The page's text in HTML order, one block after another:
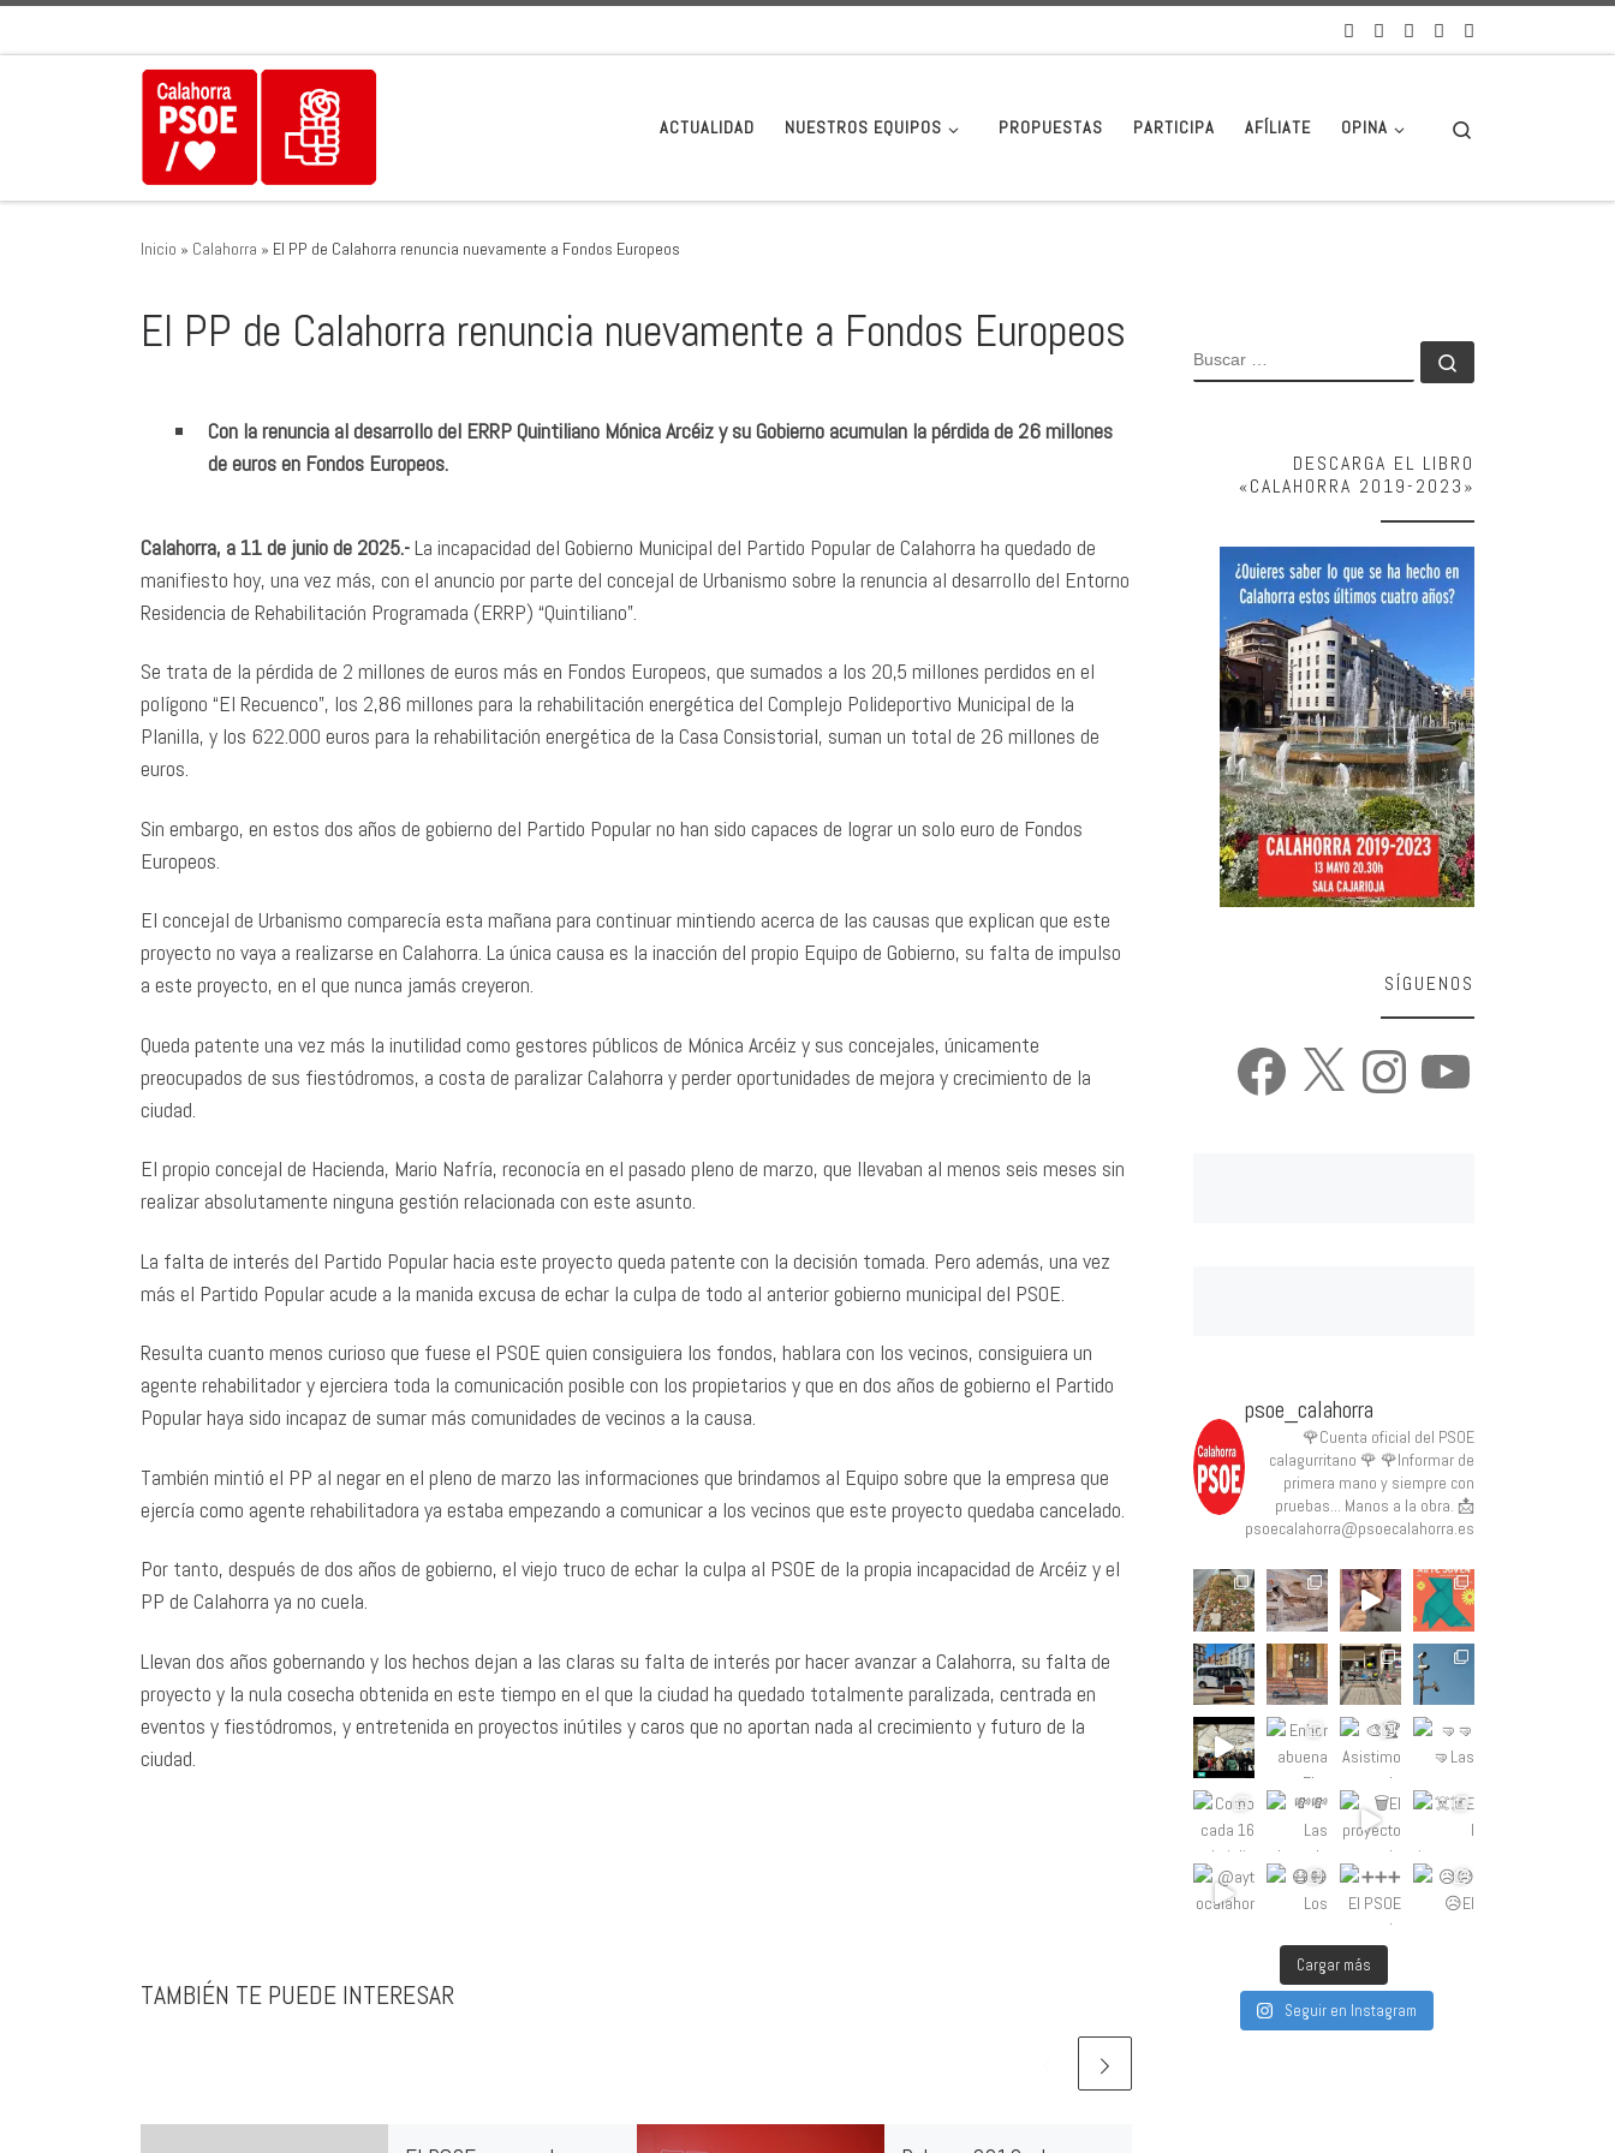
ACTUALIDAD NUESTROS EQUIPOS PROPUESTAS PARTICIPA AFÍLIATE OPINA
Inicio » Calahorra » El PP de Calahorra renuncia nuevamente a Fondos Europeos
El PP de Calahorra renuncia nuevamente a Fondos Europeos
Con la renuncia al desarrollo del ERRP Quintiliano Mónica Arcéiz y su Gobierno acumulan la pérdida de 26 millones
de euros en Fondos Europeos.
Calahorra, a 11 de junio de 2025.-La incapacidad del Gobierno Municipal del Partido Popular de Calahorra ha quedado de
manifiesto hoy, una vez más, con el anuncio por parte del concejal de Urbanismo sobre la renuncia al desarrollo del Entorno
Residencia de Rehabilitación Programada (ERRP) “Quintiliano”.
Se trata de la pérdida de 2 millones de euros más en Fondos Europeos, que sumados a los 20,5 millones perdidos en el
polígono “El Recuenco”, los 2,86 millones para la rehabilitación energética del Complejo Polideportivo Municipal de la
Planilla, y los 622.000 euros para la rehabilitación energética de la Casa Consistorial, suman un total de 26 millones de
euros.
Sin embargo, en estos dos años de gobierno del Partido Popular no han sido capaces de lograr un solo euro de Fondos
Europeos.
El concejal de Urbanismo comparecía esta mañana para continuar mintiendo acerca de las causas que explican que este
proyecto no vaya a realizarse en Calahorra. La única causa es la inacción del propio Equipo de Gobierno, su falta de impulso
a este proyecto, en el que nunca jamás creyeron.
Queda patente una vez más la inutilidad como gestores públicos de Mónica Arcéiz y sus concejales, únicamente
preocupados de sus fiestódromos, a costa de paralizar Calahorra y perder oportunidades de mejora y crecimiento de la
ciudad.
El propio concejal de Hacienda, Mario Nafría, reconocía en el pasado pleno de marzo, que llevaban al menos seis meses sin
realizar absolutamente ninguna gestión relacionada con este asunto.
La falta de interés del Partido Popular hacia este proyecto queda patente con la decisión tomada. Pero además, una vez
más el Partido Popular acude a la manida excusa de echar la culpa de todo al anterior gobierno municipal del PSOE.
Resulta cuanto menos curioso que fuese el PSOE quien consiguiera los fondos, hablara con los vecinos, consiguiera un
agente rehabilitador y ejerciera toda la comunicación posible con los propietarios y que en dos años de gobierno el Partido
Popular haya sido incapaz de sumar más comunidades de vecinos a la causa.
También mintió el PP al negar en el pleno de marzo las informaciones que brindamos al Equipo sobre que la empresa que
ejercía como agente rehabilitadora ya estaba empezando a comunicar a los vecinos que este proyecto quedaba cancelado.
Por tanto, después de dos años de gobierno, el viejo truco de echar la culpa al PSOE de la propia incapacidad de Arcéiz y el
PP de Calahorra ya no cuela.
Llevan dos años gobernando y los hechos dejan a las claras su falta de interés por hacer avanzar a Calahorra, su falta de
proyecto y la nula cosecha obtenida en este tiempo en el que la ciudad ha quedado totalmente paralizada, centrada en
eventos y fiestódromos, y entretenida en proyectos inútiles y caros que no aportan nada al crecimiento y futuro de la
ciudad.
TAMBIÉN TE PUEDE INTERESAR
BUSCAR
DESCARGA EL LIBRO
«CALAHORRA 2019-2023»
SÍGUENOS
Facebook Instagram YouTube
psoe_calahorra
🌹Cuenta oficial del PSOE
calagurritano 🌹 🌹Informar de
primera mano y siempre con
pruebas... Manos a la obra. 📩
psoecalahorra@psoecalahorra.es
Cargar más
Seguir en Instagram